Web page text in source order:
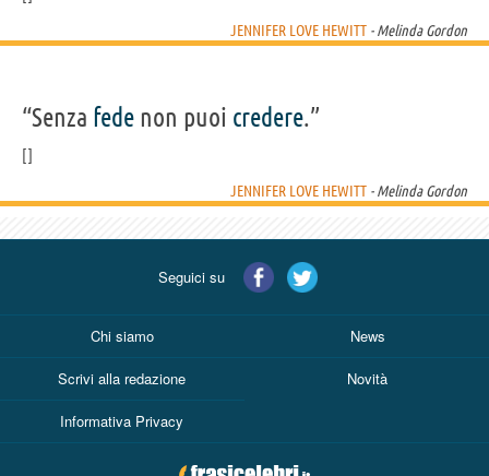
JENNIFER LOVE HEWITT - Melinda Gordon
“Senza fede non puoi credere.”
JENNIFER LOVE HEWITT - Melinda Gordon
Seguici su
Chi siamo News
Scrivi alla redazione Novità
Informativa Privacy